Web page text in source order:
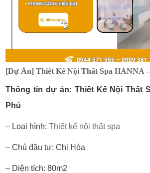
[Dự Án] Thiết Kế Nội Thất Spa HANNA
Thông tin dự án: Thiết Kế Nội Thất
Phú
– Loại hình:Thiết kế nội thất spa
– Chủ đầu tư: Chị Hòa
– Diện tích: 80m2